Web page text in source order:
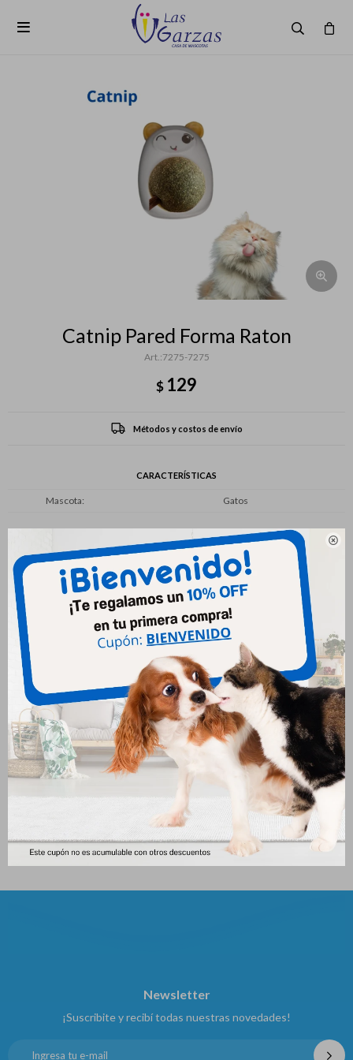


Catnip Pared Forma Raton
7275-7275
$ 129
Métodos y costos de envío
CARACTERÍSTICAS
Mascota Gatos
Productos que te pueden interesar
Unidades
Raton Peludo Y Feliz
106
Newsletter
¡Suscribite y recibí todas nuestras novedades!